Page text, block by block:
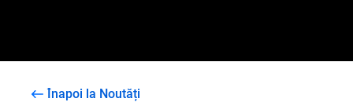
Înapoi la Noutăți